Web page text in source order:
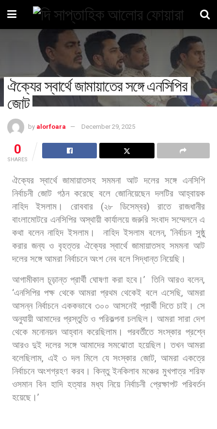
ঐক্যের স্বার্থে জামায়াতের সঙ্গে এনসিপির
জোট
by alorfoara December 29, 2025
0
SHARES
ঐক্যের স্বার্থে জামায়াতসহ সমমনা আট দলের সঙ্গে এনসিপি
নির্বাচনী জোট গঠন করেছে বলে জোনিয়েছেন দলটির আহ্বায়ক
নাহিদ
ইসলাম। রোববার(২৮ ডিসেম্বর)রাতে
রাজধানীর
বাংলামোটরে এনসিপির অস্থায়ী কার্যালয়ে জরুরি সংবাদ সম্মেলনে এ
কথা বলেন নাহিদ ইসলাম। নাহিদ ইসলাম বলেন, ‘নির্বাচন সুষ্ঠু
করার জন্য ও বৃহত্তর ঐক্যের স্বার্থে জামায়াতসহ সমমনা আট
দলের সঙ্গে আমরা নির্বাচনে অংশ নেব বলে সিদ্ধান্ত নিয়েছি।
আগামীকাল চূড়ান্ত প্রার্থী ঘোষণা করা হবে।’ তিনি আরও বলেন,
‘এনসিপির পক্ষ থেকে আমরা প্রথম থেকেই বলে এসেছি, আমরা
আসন্ন নির্বাচনে এককভাবে ৩০০ আসনেই প্রার্থী দিতে চাই। সে
অনুযায়ী আমাদের প্রস্তুতি ও পরিকল্পনা চলছিল। আমরা সারা দেশ
থেকে মনোনয়ন আহ্বান করেছিলাম। পরবর্তীতে সংস্কার প্রশ্নে
আরও দুই দলের সঙ্গে আমাদের সমঝোতা হয়েছিল। তখন আমরা
বলেছিলাম, এই ৩ দল মিলে যে সংস্কার জোট, আমরা একত্রে
নির্বাচনে অংশগ্রহণ করব। কিন্তু ইনকিলাব মঞ্চের মুখপাত্র শরিফ
ওসমান বিন হাদি হত্যার মধ্য নিয়ে নির্বাচনী প্রেক্ষাপট পরিবর্তন
হয়েছে।’